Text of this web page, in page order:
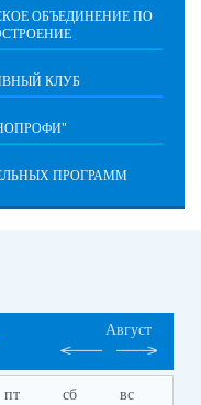
ОБЪЕДИНЕНИЕ ПО
КЛУБ
ПРОГРАММ
Август
пт сб вс